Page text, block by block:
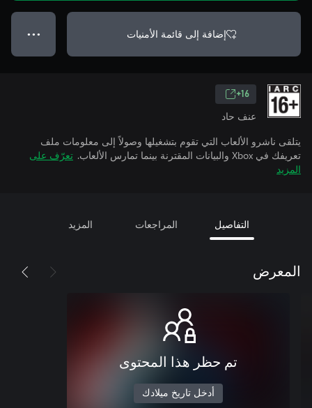
إضافة إلى قائمة الأمنيات ● ● ●
16+
عنف حاد
يتلقى ناشرو الألعاب التي تقوم بتشغيلها وصولاً إلى معلومات ملف
تعريفك في Xbox والبيانات المقترنة بينما تمارس الألعاب.
تعرّف على
المزيد
التفاصيل المراجعات المزيد
المعرض
تم حظر هذا المحتوى
أدخل تاريخ ميلادك